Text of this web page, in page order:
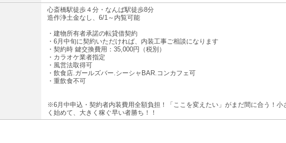
心斎橋駅徒歩４分・なんば駅徒歩8分
造作浄土金なし、6/1～内覧可能
・建物所有者承諾の転貸借契約
・6月中旬に契約いただければ、内装工事ご相談になります
・契約時 鍵交換費用：35,000円（税別）
・カラオケ業者指定
・風営法取得可
・飲食店.ガールズバー.シーシャBAR.コンカフェ可
・重飲食不可
※6月中申込・契約者内装費用全額負担！「ここを変えたい」がまだ間に合う！小
く始めて、大きく稼ぐ早い者勝ち！！